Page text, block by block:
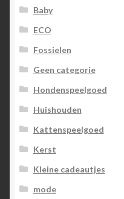
Baby
ECO
Fossielen
Geen categorie
Hondenspeelgoed
Huishouden
Kattenspeelgoed
Kerst
Kleine cadeautjes
mode